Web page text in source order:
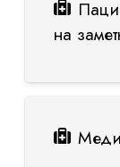
на